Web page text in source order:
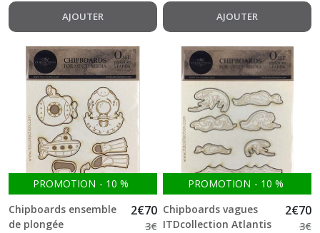
AJOUTER AJOUTER
PROMOTION - 10 %
Chipboards ensemble
de plongée
2€70
3€
PROMOTION - 10 %
Chipboards vagues
ITDcollection Atlantis
2€70
3€